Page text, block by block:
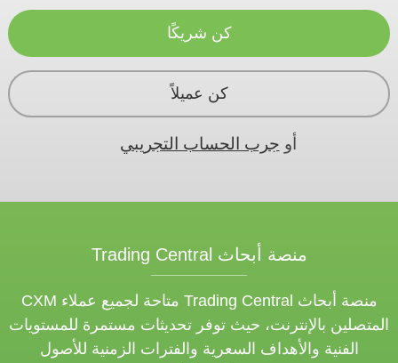
كن شريكًا
كن عميلاً
أو جرب الحساب التجريبي
منصة أبحاث Trading Central
منصة أبحاث Trading Central متاحة لجميع عملاء CXM
المتصلين بالإنترنت، حيث توفر تحديثات مستمرة للمستويات
الفنية والأهداف السعرية والفترات الزمنية للأصول